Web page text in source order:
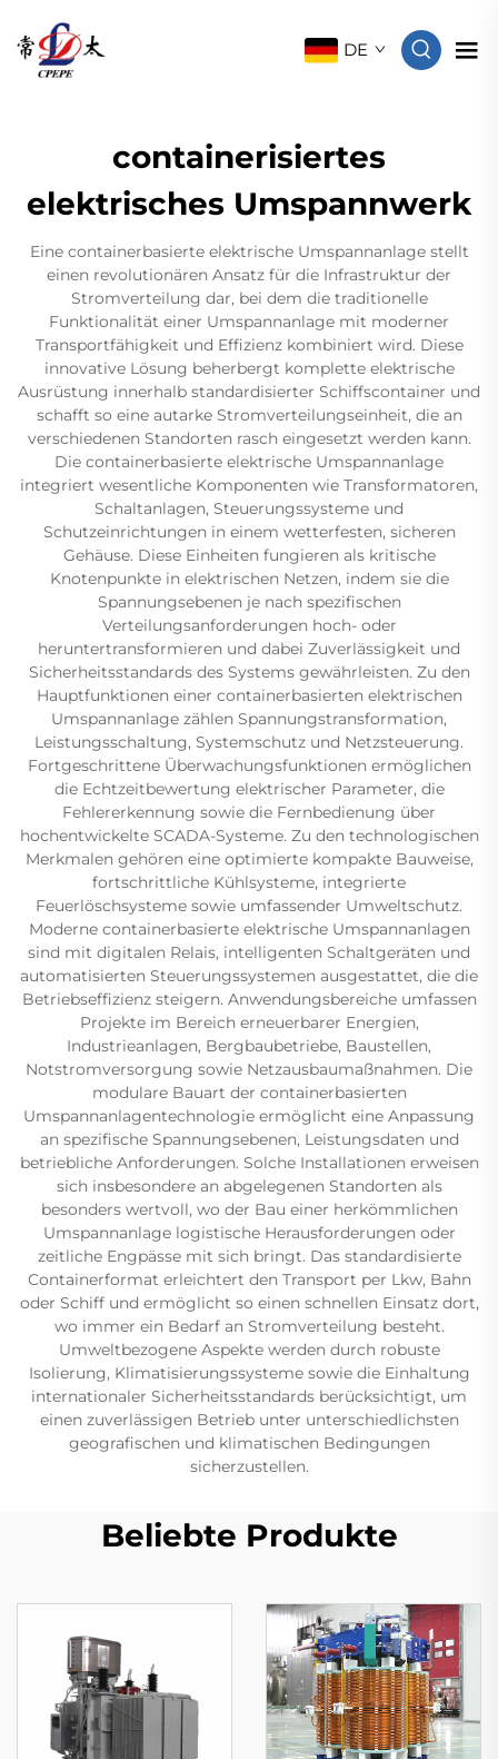
DE
containerisiertes
elektrisches Umspannwerk
Eine containerbasierte elektrische Umspannanlage stellt
einen revolutionären Ansatz für die Infrastruktur der
Stromverteilung dar, bei dem die traditionelle
Funktionalität einer Umspannanlage mit moderner
Transportfähigkeit und Effizienz kombiniert wird. Diese
innovative Lösung beherbergt komplette elektrische
Ausrüstung innerhalb standardisierter Schiffscontainer und
schafft so eine autarke Stromverteilungseinheit, die an
verschiedenen Standorten rasch eingesetzt werden kann.
Die containerbasierte elektrische Umspannanlage
integriert wesentliche Komponenten wie Transformatoren,
Schaltanlagen, Steuerungssysteme und
Schutzeinrichtungen in einem wetterfesten, sicheren
Gehäuse. Diese Einheiten fungieren als kritische
Knotenpunkte in elektrischen Netzen, indem sie die
Spannungsebenen je nach spezifischen
Verteilungsanforderungen hoch- oder
heruntertransformieren und dabei Zuverlässigkeit und
Sicherheitsstandards des Systems gewährleisten. Zu den
Hauptfunktionen einer containerbasierten elektrischen
Umspannanlage zählen Spannungstransformation,
Leistungsschaltung, Systemschutz und Netzsteuerung.
Fortgeschrittene Überwachungsfunktionen ermöglichen
die Echtzeitbewertung elektrischer Parameter, die
Fehlererkennung sowie die Fernbedienung über
hochentwickelte SCADA-Systeme. Zu den technologischen
Merkmalen gehören eine optimierte kompakte Bauweise,
fortschrittliche Kühlsysteme, integrierte
Feuerlöschsysteme sowie umfassender Umweltschutz.
Moderne containerbasierte elektrische Umspannanlagen
sind mit digitalen Relais, intelligenten Schaltgeräten und
automatisierten Steuerungssystemen ausgestattet, die die
Betriebseffizienz steigern. Anwendungsbereiche umfassen
Projekte im Bereich erneuerbarer Energien,
Industrieanlagen, Bergbaubetriebe, Baustellen,
Notstromversorgung sowie Netzausbaumaßnahmen. Die
modulare Bauart der containerbasierten
Umspannanlagentechnologie ermöglicht eine Anpassung
an spezifische Spannungsebenen, Leistungsdaten und
betriebliche Anforderungen. Solche Installationen erweisen
sich insbesondere an abgelegenen Standorten als
besonders wertvoll, wo der Bau einer herkömmlichen
Umspannanlage logistische Herausforderungen oder
zeitliche Engpässe mit sich bringt. Das standardisierte
Containerformat erleichtert den Transport per Lkw, Bahn
oder Schiff und ermöglicht so einen schnellen Einsatz dort,
wo immer ein Bedarf an Stromverteilung besteht.
Umweltbezogene Aspekte werden durch robuste
Isolierung, Klimatisierungssysteme sowie die Einhaltung
internationaler Sicherheitsstandards berücksichtigt, um
einen zuverlässigen Betrieb unter unterschiedlichsten
geografischen und klimatischen Bedingungen
sicherzustellen.
Beliebte Produkte